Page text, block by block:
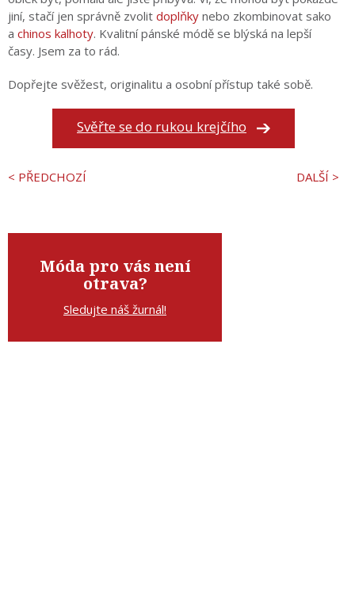
jiní, stačí jen správně zvolit doplňky nebo zkombinovat sako
a chinos kalhoty. Kvalitní pánské módě se blýská na lepší
časy. Jsem za to rád.
Dopřejte svěžest, originalitu a osobní přístup také sobě.
Svěřte se do rukou krejčího
< PŘEDCHOZÍ DALŠÍ >
Móda pro vás není
otrava?
Sledujte náš žurnál!